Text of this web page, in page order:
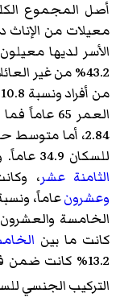
الأسر لديها
العمر 65
للسكان 34.9 عاماً. وكانت نسبة 21.5% من القاطنين
الثامنة عشر، وكانت
وعشرون
كانت ما بين
13.2% كانت ضمن فئة
التركيب الجنسي